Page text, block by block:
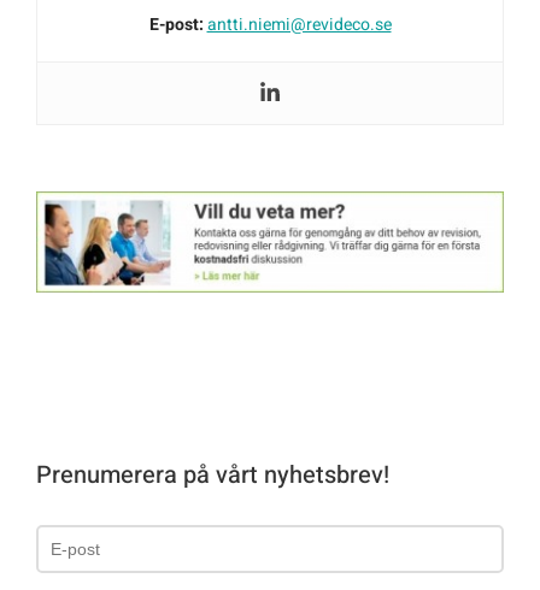
E-post:antti.niemi@revideco.se
Prenumerera på vårt nyhetsbrev!